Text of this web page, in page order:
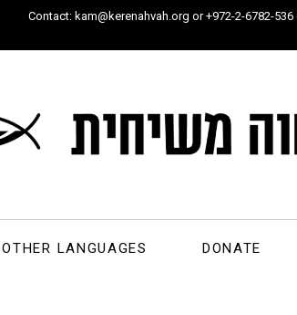
Contact: kam@kerenahvah.org or +972-2-6782-536
OTHER LANGUAGES DONATE